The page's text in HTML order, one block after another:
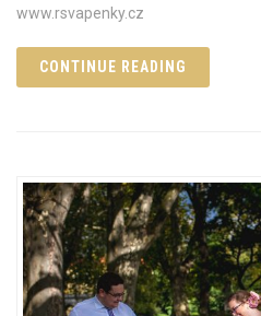
www.rsvapenky.cz
CONTINUE READING